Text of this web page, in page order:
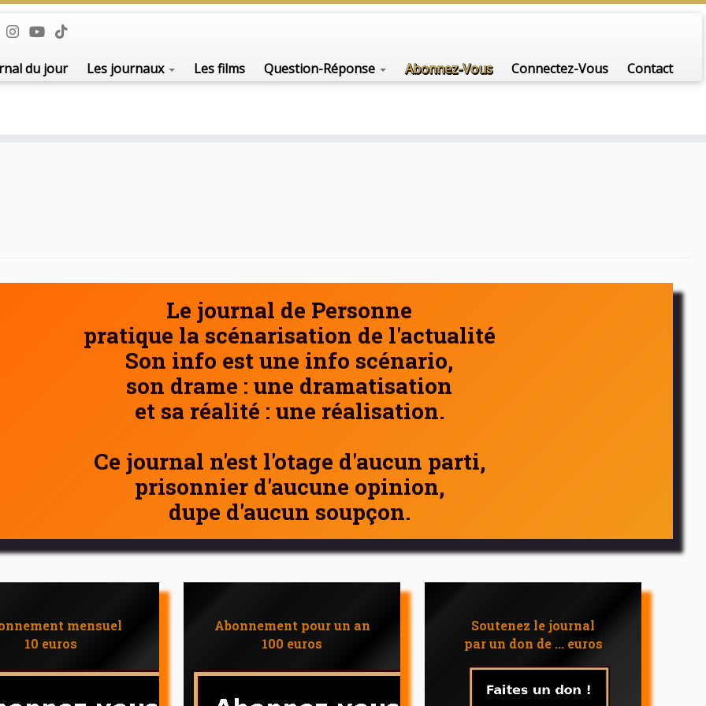
du jour Les journaux Les films Question-Réponse Abonnez-Vous Connectez-Vous Contact
Le journal de Personne
pratique la scénarisation de l'actualité
Son info est une info scénario,
son drame : une dramatisation
et sa réalité : une réalisation.
Ce journal n'est l'otage d'aucun parti,
prisonnier d'aucune opinion,
dupe d'aucun soupçon.
mensuel
10 euros
Abonnement pour un an
100 euros
Soutenez le journal
par un don de ... euros